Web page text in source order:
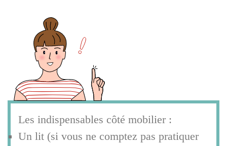
Les indispensables côté mobilier :
Un lit (si vous ne comptez pas pratiquer